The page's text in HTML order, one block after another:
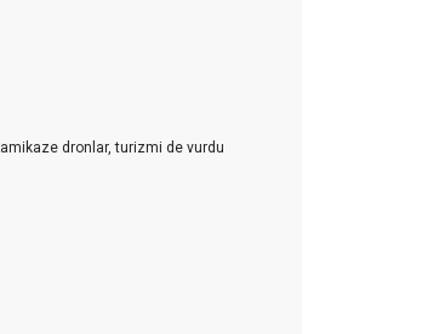
dronlar, turizmi de vurdu